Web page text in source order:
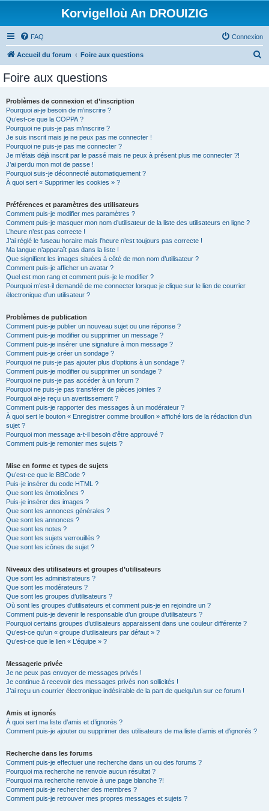
Korvigelloù An DROUIZIG
FAQ Connexion
Accueil du forum Foire aux questions
Foire aux questions
Problèmes de connexion et d’inscription
Pourquoi ai-je besoin de m’inscrire ?
Qu’est-ce que la COPPA ?
Pourquoi ne puis-je pas m’inscrire ?
Je suis inscrit mais je ne peux pas me connecter !
Pourquoi ne puis-je pas me connecter ?
Je m’étais déjà inscrit par le passé mais ne peux à présent plus me connecter ?!
J’ai perdu mon mot de passe !
Pourquoi suis-je déconnecté automatiquement ?
À quoi sert « Supprimer les cookies » ?
Préférences et paramètres des utilisateurs
Comment puis-je modifier mes paramètres ?
Comment puis-je masquer mon nom d’utilisateur de la liste des utilisateurs en ligne ?
L’heure n’est pas correcte !
J’ai réglé le fuseau horaire mais l’heure n’est toujours pas correcte !
Ma langue n’apparaît pas dans la liste !
Que signifient les images situées à côté de mon nom d’utilisateur ?
Comment puis-je afficher un avatar ?
Quel est mon rang et comment puis-je le modifier ?
Pourquoi m’est-il demandé de me connecter lorsque je clique sur le lien de courrier
électronique d’un utilisateur ?
Problèmes de publication
Comment puis-je publier un nouveau sujet ou une réponse ?
Comment puis-je modifier ou supprimer un message ?
Comment puis-je insérer une signature à mon message ?
Comment puis-je créer un sondage ?
Pourquoi ne puis-je pas ajouter plus d’options à un sondage ?
Comment puis-je modifier ou supprimer un sondage ?
Pourquoi ne puis-je pas accéder à un forum ?
Pourquoi ne puis-je pas transférer de pièces jointes ?
Pourquoi ai-je reçu un avertissement ?
Comment puis-je rapporter des messages à un modérateur ?
À quoi sert le bouton « Enregistrer comme brouillon » affiché lors de la rédaction d’un
sujet ?
Pourquoi mon message a-t-il besoin d’être approuvé ?
Comment puis-je remonter mes sujets ?
Mise en forme et types de sujets
Qu’est-ce que le BBCode ?
Puis-je insérer du code HTML ?
Que sont les émoticônes ?
Puis-je insérer des images ?
Que sont les annonces générales ?
Que sont les annonces ?
Que sont les notes ?
Que sont les sujets verrouillés ?
Que sont les icônes de sujet ?
Niveaux des utilisateurs et groupes d’utilisateurs
Que sont les administrateurs ?
Que sont les modérateurs ?
Que sont les groupes d’utilisateurs ?
Où sont les groupes d’utilisateurs et comment puis-je en rejoindre un ?
Comment puis-je devenir le responsable d’un groupe d’utilisateurs ?
Pourquoi certains groupes d’utilisateurs apparaissent dans une couleur différente ?
Qu’est-ce qu’un « groupe d’utilisateurs par défaut » ?
Qu’est-ce que le lien « L’équipe » ?
Messagerie privée
Je ne peux pas envoyer de messages privés !
Je continue à recevoir des messages privés non sollicités !
J’ai reçu un courrier électronique indésirable de la part de quelqu’un sur ce forum !
Amis et ignorés
À quoi sert ma liste d’amis et d’ignorés ?
Comment puis-je ajouter ou supprimer des utilisateurs de ma liste d’amis et d’ignorés ?
Recherche dans les forums
Comment puis-je effectuer une recherche dans un ou des forums ?
Pourquoi ma recherche ne renvoie aucun résultat ?
Pourquoi ma recherche renvoie à une page blanche ?!
Comment puis-je rechercher des membres ?
Comment puis-je retrouver mes propres messages et sujets ?